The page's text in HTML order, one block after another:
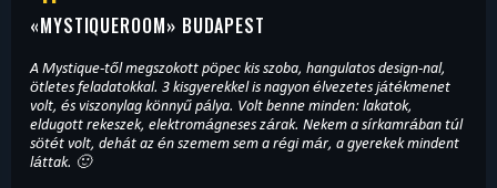
«MYSTIQUEROOM» BUDAPEST
A Mystique-től megszokott pöpec kis szoba, hangulatos design-nal,
ötletes feladatokkal. 3 kisgyerekkel is nagyon élvezetes játékmenet
volt, és viszonylag könnyű pálya. Volt benne minden: lakatok,
eldugott rekeszek, elektromágneses zárak. Nekem a sírkamrában túl
sötét volt, dehát az én szemem sem a régi már, a gyerekek mindent
láttak. 🙂